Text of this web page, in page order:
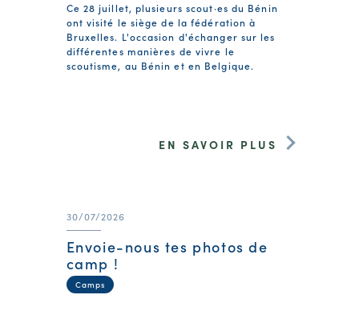
Ce 28 juillet, plusieurs scout·es du Bénin
ont visité le siège de la fédération à
Bruxelles. L'occasion d'échanger sur les
différentes manières de vivre le
scoutisme, au Bénin et en Belgique.
EN SAVOIR PLUS
30/07/2026
Envoie-nous tes photos de
camp !
Camps